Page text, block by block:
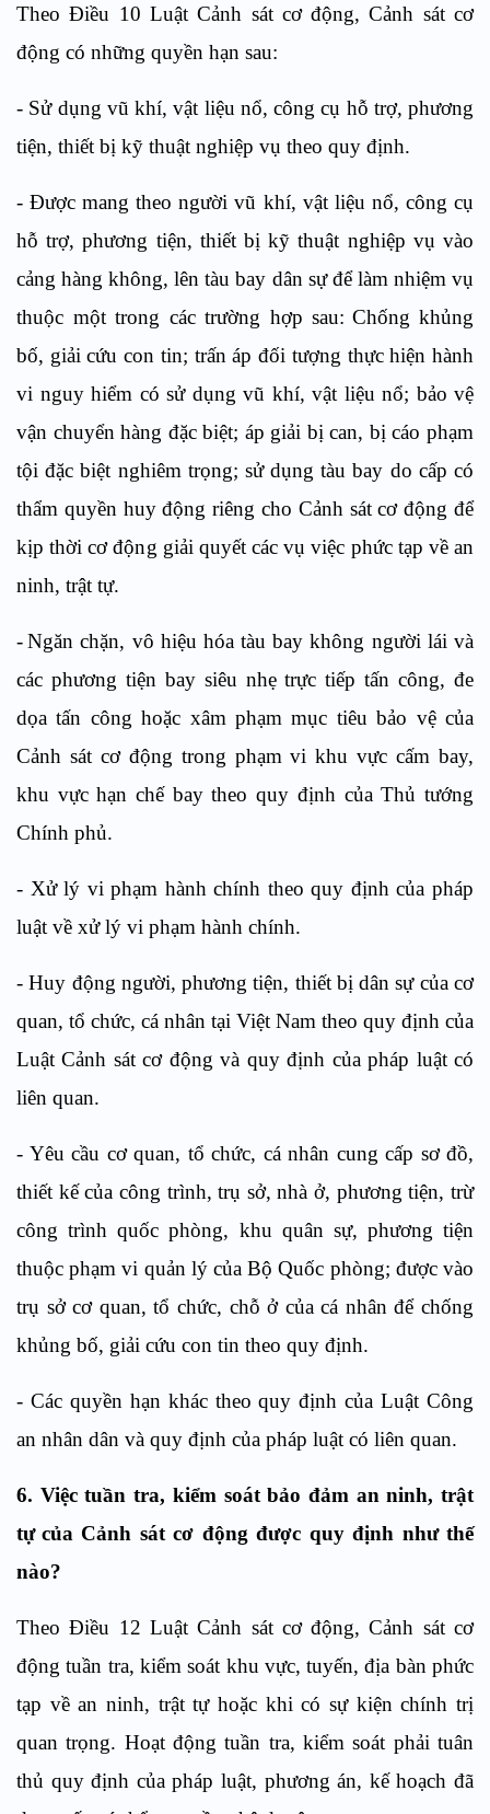
Theo Điều 10 Luật Cảnh sát cơ động, Cảnh sát cơ
động có những quyền hạn sau:
- Sử dụng vũ khí, vật liệu nổ, công cụ hỗ trợ, phương
tiện, thiết bị kỹ thuật nghiệp vụ theo quy định.
- Được mang theo người vũ khí, vật liệu nổ, công cụ
hỗ trợ, phương tiện, thiết bị kỹ thuật nghiệp vụ vào
cảng hàng không,lên tàu bay dân sựđể làm nhiệm vụ
thuộc một trong các trường hợp sau: Chống khủng
bố, giải cứu con tin; trấn áp đối tượng thực hiệnhành
vi nguy hiểm có sử dụng vũ khí, vật liệu nổ; bảo vệ
vận chuyển hàng đặc biệt; áp giải bị can, bị cáo phạm
tội đặc biệt nghiêm trọng; sử dụng tàu bay do cấp có
thẩm quyền huy động riêng cho Cảnh sát cơ động để
kịp thời cơ động giải quyết các vụ việc phức tạp về an
ninh, trật tự.
-Ngăn chặn, vô hiệu hóatàu baykhông người lái và
các phương tiện bay siêu nhẹtrực tiếp tấn công, đe
dọa tấn cônghoặc xâm phạm mục tiêu bảo vệ của
Cảnh sát cơ động trong phạm vi khu vực cấm bay,
khu vực hạn chế bay theo quy định của Thủ tướng
Chính phủ.
- Xửlý vi phạm hành chính theo quy định của pháp
luật về xử lý vi phạm hành chính.
- Huy động người, phương tiện, thiết bịdân sự của cơ
quan, tổ chức, cá nhân tại Việt Nam theo quy định của
LuậtCảnh sát cơ động và quy định củapháp luật có
liên quan.
- Yêu cầu cơ quan, tổ chức, cá nhân cung cấp sơ đồ,
thiết kếcủa công trình, trụ sở, nhà ở, phương tiện, trừ
công trình quốc phòng, khu quân sự, phương tiện
thuộc phạm vi quản lý của Bộ Quốc phòng; được vào
trụ sở cơ quan, tổ chức, chỗở của cá nhân đểchống
khủng bố, giải cứu con tin theo quy định.
- Các quyền hạn khác theo quy định của Luật Công
an nhân dân và quy định của pháp luật có liên quan.
6. Việctuần tra, kiểm soát bảo đảm an ninh, trật
tự của Cảnh sát cơ động được quy định như thế
nào?
Theo Điều 12 Luật Cảnh sát cơ động,Cảnh sát cơ
động tuần tra, kiểm soát khu vực, tuyến, địa bàn phức
tạp về an ninh, trật tự hoặc khi có sự kiện chính trị
quan trọng. Hoạt động tuần tra, kiểm soát phải tuân
thủ quy định của pháp luật, phương án, kế hoạch đã